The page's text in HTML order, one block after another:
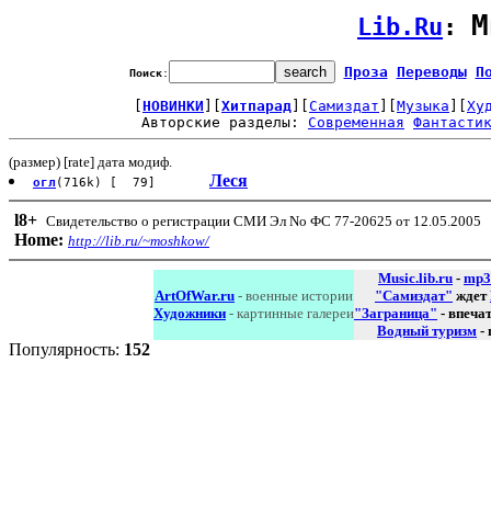
Lib.Ru :
Поиск: Проза Переводы
НОВИНКИ Хитпарад Самиздат Музыка
Авторские разделы: Современная
(размер) [rate] дата модиф.
огл (716k) [ 79] Леся
l8+ Свидетельство о регистрации СМИ Эл No ФС 77-20625 от 12.05.2005
Home: http://lib.ru/~moshkow/
ArtOfWar.ru - военные истории
Художники - картинные галереи
Music.lib.ru - mp3
"Самиздат" ждет
"Заграница" -
Водный туризм -
Популярность: 152